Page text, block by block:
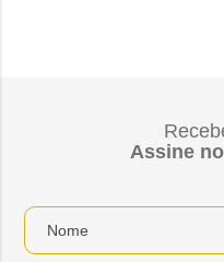
Assine